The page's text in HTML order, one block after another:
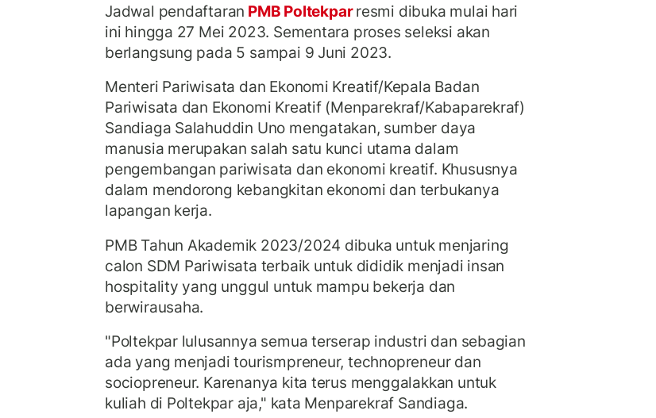
Jadwal pendaftaran PMB Poltekparresmi dibuka mulai hari
ini hingga 27 Mei 2023. Sementara proses seleksi akan
berlangsung pada 5 sampai 9 Juni 2023.
Menteri Pariwisata dan Ekonomi Kreatif/Kepala Badan
Pariwisata dan Ekonomi Kreatif (Menparekraf/Kabaparekraf)
Sandiaga Salahuddin Uno mengatakan, sumber daya
manusia merupakan salah satu kunci utama dalam
pengembangan pariwisata dan ekonomi kreatif. Khususnya
dalam mendorong kebangkitan ekonomi dan terbukanya
lapangan kerja.
PMB Tahun Akademik 2023/2024 dibuka untuk menjaring
calon SDM Pariwisata terbaik untuk dididik menjadi insan
hospitality yang unggul untuk mampu bekerja dan
berwirausaha.
"Poltekpar lulusannya semua terserap industri dan sebagian
ada yang menjadi tourismpreneur, technopreneur dan
sociopreneur. Karenanya kita terus menggalakkan untuk
kuliah di Poltekpar aja," kata Menparekraf Sandiaga.